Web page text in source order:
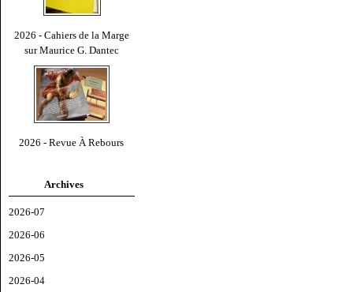
2026 - Cahiers de la Marge
sur Maurice G. Dantec
2026 - Revue À Rebours
Archives
2026-07
2026-06
2026-05
2026-04